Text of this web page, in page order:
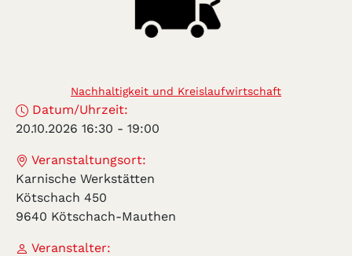
Nachhaltigkeit und Kreislaufwirtschaft
Datum/Uhrzeit:
20.10.2026 16:30 - 19:00
Veranstaltungsort:
Karnische Werkstätten
Kötschach 450
9640 Kötschach-Mauthen
Veranstalter: